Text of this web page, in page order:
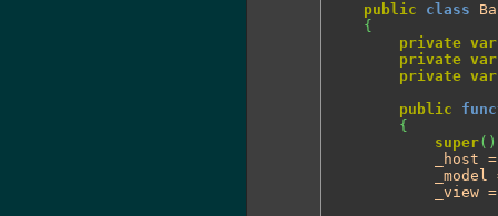
public
class
{
private var
private var
private var
public
{
super( )
_view